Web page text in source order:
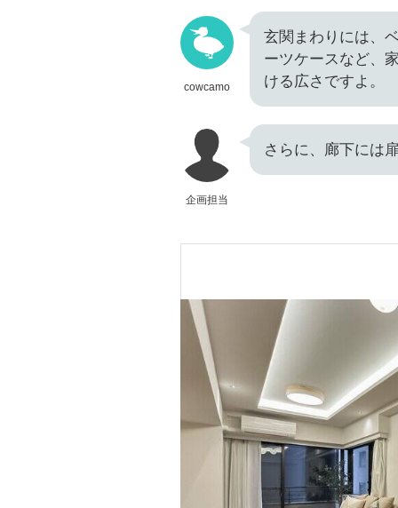
cowcamo
玄関まわりには、
ーツケースなど、
ける広さですよ。
企画担当
さらに、廊下には